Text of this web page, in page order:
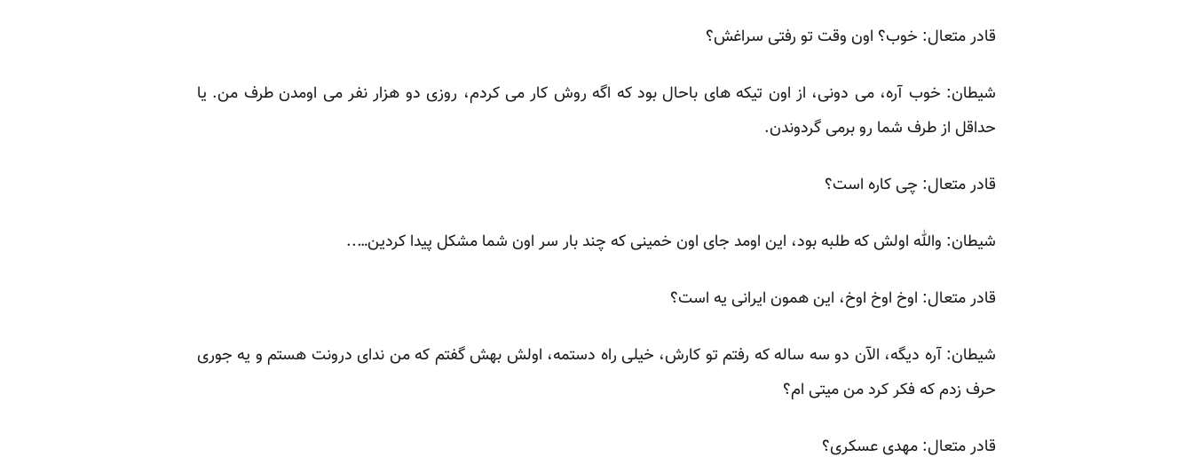
قادر متعال: خوب؟ اون وقت تو رفتی سراغش؟
شیطان: خوب آره، می دونی، از اون تیکه های باحال بود که اگه روش کار می کردم، روزی دو هزار نفر می اومدن طرف من. یا
حداقل از طرف شما رو برمی گردوندن.
قادر متعال: چی کاره است؟
شیطان: والله اولش که طلبه بود، این اومد جای اون خمینی که چند بار سر اون شما مشکل پیدا کردین…..
قادر متعال: اوخ اوخ اوخ، این همون ایرانی یه است؟
شیطان: آره دیگه، الآن دو سه ساله که رفتم تو کارش، خیلی راه دستمه، اولش بهش گفتم که من ندای درونت هستم و یه جوری
حرف زدم که فکر کرد من میتی ام؟
قادر متعال: مهدی عسکری؟